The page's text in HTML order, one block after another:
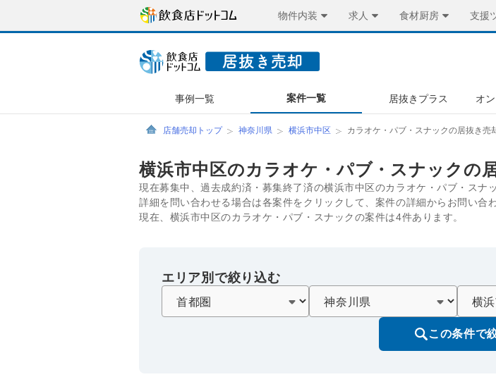
物件内装 求人 食材厨房 支援
事例一覧 案件一覧 居抜きプラス オ
店舗売却トップ 神奈川県 横浜市中区 カラオケ・パブ・スナックの居抜き売
横浜市中区のカラオケ・パブ・スナックの
現在募集中、過去成約済・募集終了済の横浜市中区のカラオケ・パブ・スナ
詳細を問い合わせる場合は各案件をクリックして、案件の詳細からお問い合
現在、横浜市中区のカラオケ・パブ・スナックの案件は4件あります。
エリア別で絞り込む
この条件で